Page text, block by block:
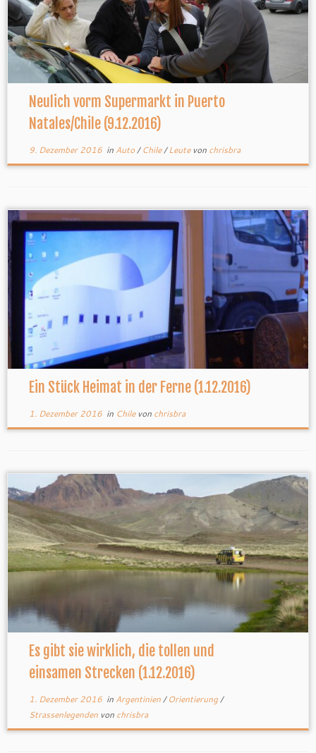
Neulich vorm Supermarkt in Puerto
Natales/Chile (9.12.2016)
9. Dezember 2016in Auto/Chile/Leute von chrisbra
Ein Stück Heimat in der Ferne (1.12.2016)
1. Dezember 2016in Chile von chrisbra
Es gibt sie wirklich, die tollen und
einsamen Strecken (1.12.2016)
1. Dezember 2016in Argentinien/Orientierung/
Strassenlegenden von chrisbra